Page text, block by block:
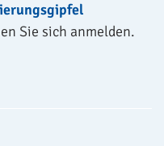
Sie sich anmelden.